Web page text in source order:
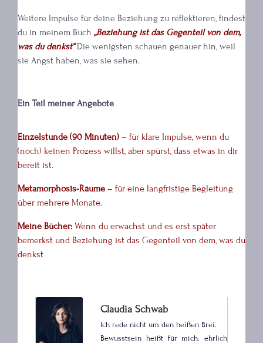
Weitere Impulse für deine Beziehung zu reflektieren, findest
du in meinem Buch „Beziehung ist das Gegenteil von dem,
was du denkst“Die wenigsten schauen genauer hin, weil
sie Angst haben, was sie sehen.
Ein Teil meiner Angebote
Einzelstunde (90 Minuten) – für klare Impulse, wenn du
(noch) keinen Prozess willst, aber spürst, dass etwas in dir
bereit ist.
Metamorphosis-Räume – für eine langfristige Begleitung
über mehrere Monate.
Meine Bücher: Wenn du erwachst und es erst später
bemerkst und Beziehung ist das Gegenteil von dem, was du
denkst
Claudia Schwab
Ich rede nicht um den heißen Brei.
Bewusstsein heißt für mich: ehrlich